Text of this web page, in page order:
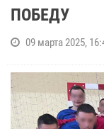
ПОБЕДУ
09 марта 2025,